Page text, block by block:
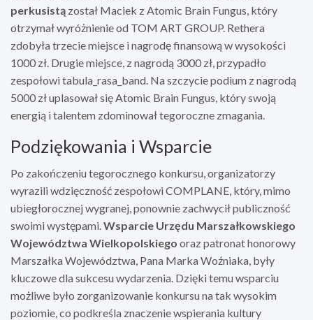
perkusistą został Maciek z Atomic Brain Fungus, który
otrzymał wyróżnienie od TOM ART GROUP. Rethera
zdobyła trzecie miejsce i nagrodę finansową w wysokości
1000 zł. Drugie miejsce, z nagrodą 3000 zł, przypadło
zespołowi tabula_rasa_band. Na szczycie podium z nagrodą
5000 zł uplasował się Atomic Brain Fungus, który swoją
energią i talentem zdominował tegoroczne zmagania.
Podziękowania i Wsparcie
Po zakończeniu tegorocznego konkursu, organizatorzy
wyrazili wdzięczność zespołowi COMPLANE, który, mimo
ubiegłorocznej wygranej, ponownie zachwycił publiczność
swoimi występami.Wsparcie Urzędu Marszałkowskiego
Województwa Wielkopolskiego oraz patronat honorowy
Marszałka Województwa, Pana Marka Woźniaka, były
kluczowe dla sukcesu wydarzenia. Dzięki temu wsparciu
możliwe było zorganizowanie konkursu na tak wysokim
poziomie, co podkreśla znaczenie wspierania kultury